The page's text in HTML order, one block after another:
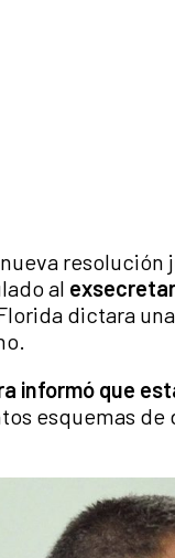
al
dictara
informó que
esquemas